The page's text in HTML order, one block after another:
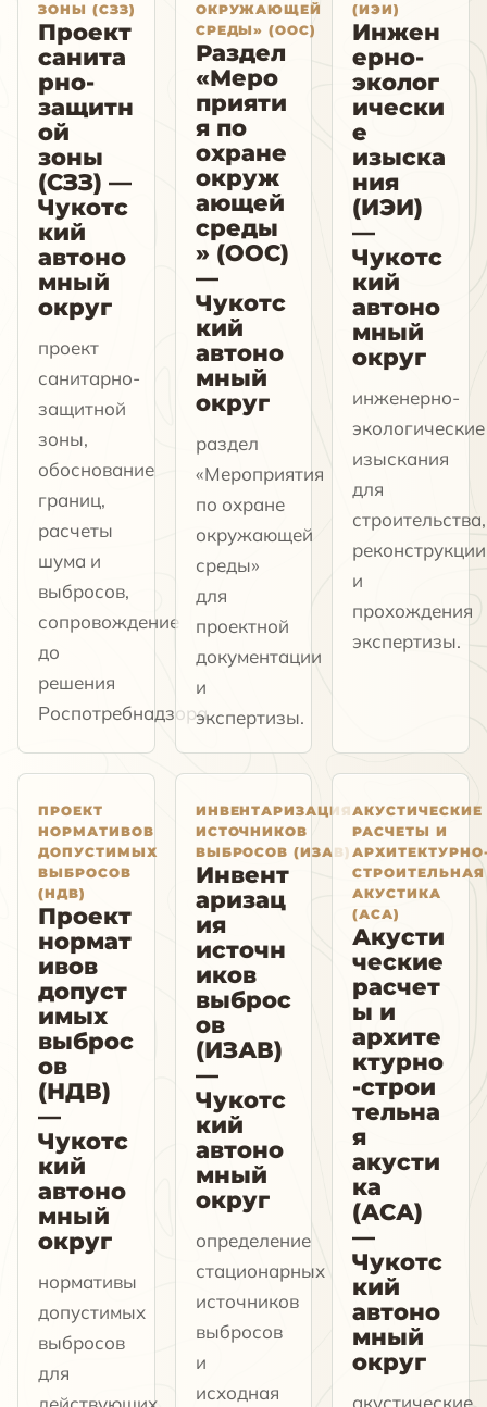
ЗОНЫ (СЗЗ)
Проект
санита
рно-
защитн
ой
зоны
(СЗЗ) —
Чукотс
кий
автоно
мный
округ
проект
санитарно-
защитной
зоны,
обоснование
границ,
расчеты
шума и
выбросов,
сопровождение
до
решения
Роспотребнадзора.
ОКРУЖАЮЩЕЙ
СРЕДЫ» (ООС)
Раздел
«Меро
прияти
я по
охране
окруж
ающей
среды
» (ООС)
—
Чукотс
кий
автоно
мный
округ
раздел
«Мероприятия
по охране
окружающей
среды»
для
проектной
документации
и
экспертизы.
(ИЭИ)
Инжен
ерно-
эколог
ически
е
изыска
ния
(ИЭИ)
—
Чукотс
кий
автоно
мный
округ
инженерно-
экологические
изыскания
для
строительства,
реконструкции
и
прохождения
экспертизы.
ПРОЕКТ
НОРМАТИВОВ
ДОПУСТИМЫХ
ВЫБРОСОВ
(НДВ)
Проект
нормат
ивов
допуст
имых
выброс
ов
(НДВ)
—
Чукотс
кий
автоно
мный
округ
нормативы
допустимых
выбросов
для
ИНВЕНТАРИЗАЦИЯ
ИСТОЧНИКОВ
ВЫБРОСОВ (ИЗАВ)
Инвент
аризац
ия
источн
иков
выброс
ов
(ИЗАВ)
—
Чукотс
кий
автоно
мный
округ
определение
стационарных
источников
выбросов
и
исходная
АКУСТИЧЕСКИЕ
РАСЧЕТЫ И
СТРОИТЕЛЬНАЯ
АКУСТИКА
(АСА)
Акусти
ческие
расчет
ы и
архите
ктурно
-строи
тельна
я
акусти
ка
(АСА)
—
Чукотс
кий
автоно
мный
округ
акустические